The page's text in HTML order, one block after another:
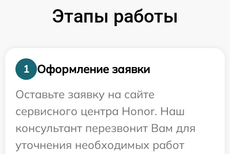
Этапы работы
1
Оформление заявки
Оставьте заявку на сайте
сервисного центра Honor. Наш
консультант перезвонит Вам для
уточнения необходимых работ